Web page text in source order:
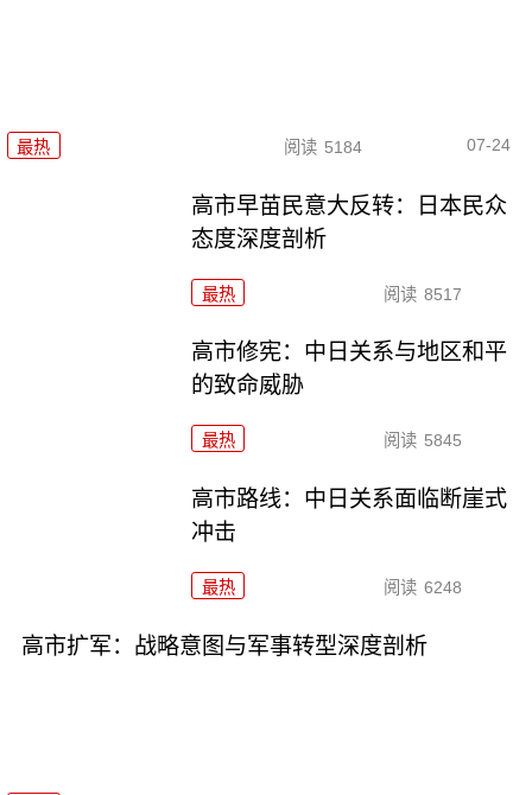
最热 阅读 5184 07-24
高市早苗民意大反转：日本民众
态度深度剖析
最热 阅读 8517
高市修宪：中日关系与地区和平
的致命威胁
最热 阅读 5845
高市路线：中日关系面临断崖式
冲击
最热 阅读 6248
高市扩军：战略意图与军事转型深度剖析